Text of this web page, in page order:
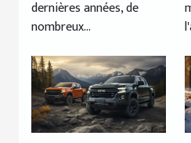
dernières années, de
nombreux...